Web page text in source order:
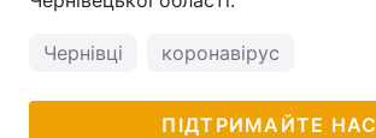
Чернівці коронавірус
ПІДТРИМАЙТЕ НАС